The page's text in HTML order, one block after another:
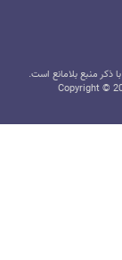
منبع بلامانع است.
Copyright ©